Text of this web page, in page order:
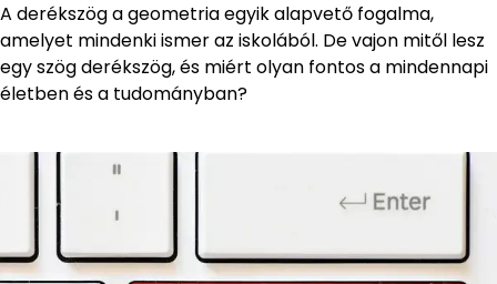
A derékszög a geometria egyik alapvető fogalma,
amelyet mindenki ismer az iskolából. De vajon mitől lesz
egy szög derékszög, és miért olyan fontos a mindennapi
életben és a tudományban?